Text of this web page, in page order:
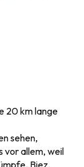
20 km lange
sehen,
vor allem, weil
Biez,